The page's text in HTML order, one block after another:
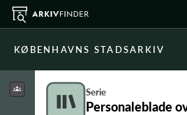
KØBENHAVNS STADSARKIV
Serie
Personaleblade